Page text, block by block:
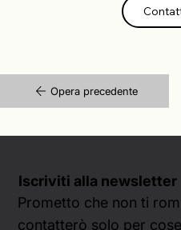
Opera precedente
Iscriviti alla newsletter
Prometto che non ti
contatterò solo per